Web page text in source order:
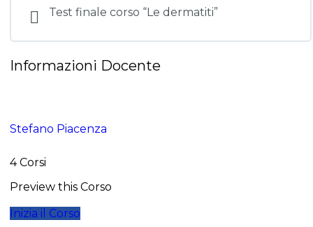
Test finale corso “Le dermatiti”
Informazioni Docente
Stefano Piacenza
4 Corsi
Preview this Corso
Inizia il Corso